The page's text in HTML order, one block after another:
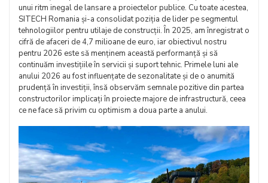
unui ritm inegal de lansare a proiectelor publice. Cu toate acestea,
SITECH Romania și-a consolidat poziția de lider pe segmentul
tehnologiilor pentru utilaje de construcții. În 2025, am înregistrat o
cifră de afaceri de 4,7 milioane de euro, iar obiectivul nostru
pentru 2026 este să menținem această performanță și să
continuăm investițiile în servicii și suport tehnic. Primele luni ale
anului 2026 au fost influențate de sezonalitate și de o anumită
prudență în investiții, însă observăm semnale pozitive din partea
constructorilor implicați în proiecte majore de infrastructură, ceea
ce ne face să privim cu optimism a doua parte a anului.